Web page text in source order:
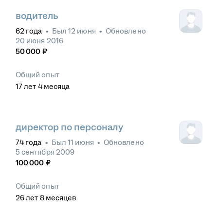
водитель
62 года • Был 12 июня • Обновлено
20 июня 2016
50 000 ₽
Общий опыт
17лет 4 месяца
директор по персоналу
74 года • Был 11 июня • Обновлено
5 сентября 2009
100 000 ₽
Общий опыт
26лет 8 месяцев